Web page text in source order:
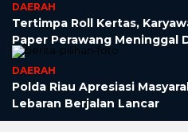
DAERAH
Tertimpa Roll Kertas,
Paper Perawang Meninggal
DAERAH
Polda Riau Apresiasi
Lebaran Berjalan Lancar